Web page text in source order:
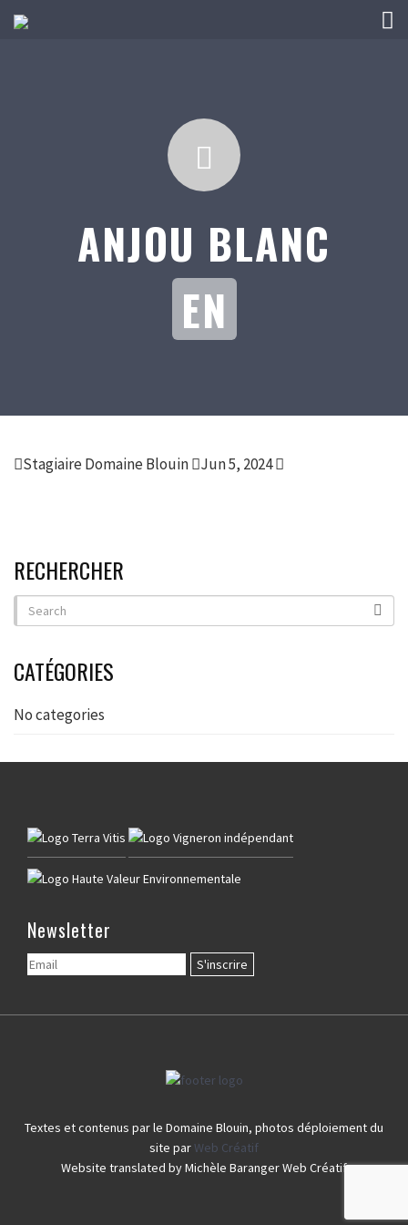
ANJOU BLANC
EN
Stagiaire Domaine Blouin Jun 5, 2024
RECHERCHER
CATÉGORIES
No categories
Newsletter
Textes et contenus par le Domaine Blouin, photos déploiement du
site parWeb Créatif
Website translated by Michèle Baranger Web Créatif